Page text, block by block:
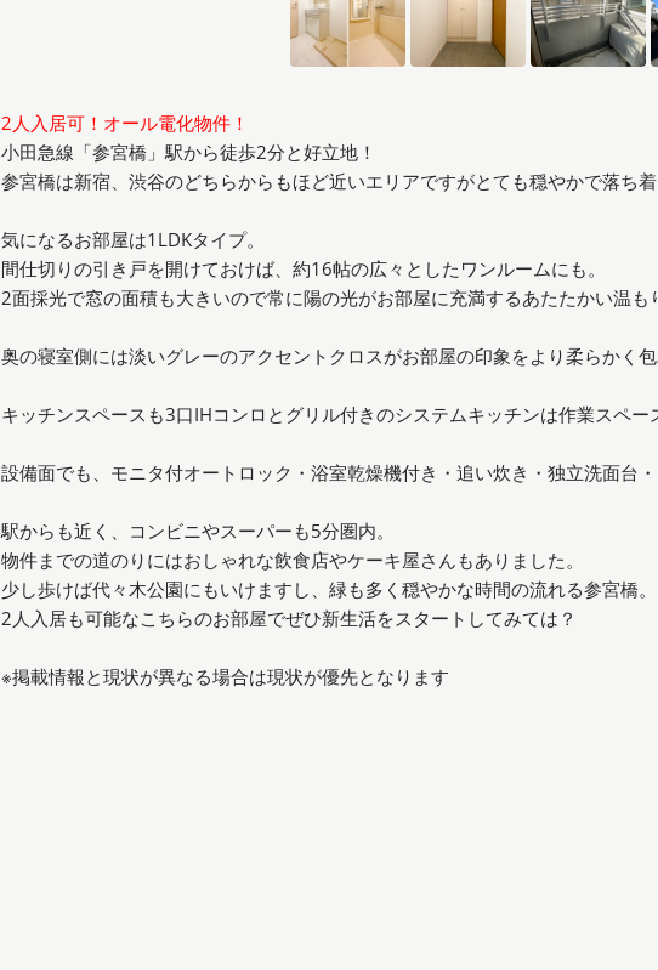
2人入居可！オール電化物件！
小田急線「参宮橋」駅から徒歩2分と好立地！
参宮橋は新宿、渋谷のどちらからもほど近いエリアですがとても穏やかで落ち
気になるお部屋は1LDKタイプ。
間仕切りの引き戸を開けておけば、約16帖の広々としたワンルームにも。
2面採光で窓の面積も大きいので常に陽の光がお部屋に充満するあたたかい温も
奥の寝室側には淡いグレーのアクセントクロスがお部屋の印象をより柔らかく
キッチンスペースも3口IHコンロとグリル付きのシステムキッチンは作業スペ
設備面でも、モニタ付オートロック・浴室乾燥機付き・追い炊き・独立洗面台
駅からも近く、コンビニやスーパーも5分圏内。
物件までの道のりにはおしゃれな飲食店やケーキ屋さんもありました。
少し歩けば代々木公園にもいけますし、緑も多く穏やかな時間の流れる参宮橋。
2人入居も可能なこちらのお部屋でぜひ新生活をスタートしてみては？
※掲載情報と現状が異なる場合は現状が優先となります